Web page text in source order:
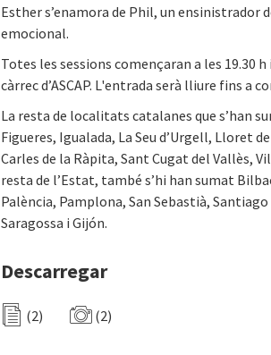
Esther s’enamora de Phil, un
emocional.
Totes les sessions començaran a les 19.30
càrrec d’ASCAP. L'entrada serà lliure fins a
La resta de localitats catalanes que s’han
Figueres, Igualada, La Seu d’Urgell, Lloret
Carles de la Ràpita, Sant Cugat del Vallès,
resta de l’Estat, també s’hi han sumat
Palència, Pamplona, San Sebastià,
Saragossa i Gijón.
Descarregar
(2) (2)